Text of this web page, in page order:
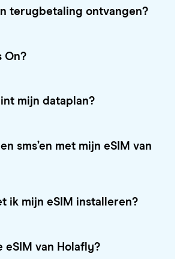
terugbetaling ontvangen?
On?
mijn dataplan?
sms’en met mijn eSIM van
ik mijn eSIM installeren?
eSIM van Holafly?